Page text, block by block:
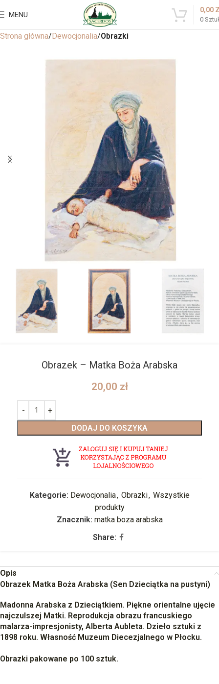
MENU
0
0,00
Strona główna Dewocjonalia Obrazki
Obrazek – Matka Boża Arabska
20,00 zł
DODAJ DO KOSZYKA
Kategorie: Dewocjonalia, Obrazki, Wszystkie
produkty
Znacznik: matka boza arabska
Share:
Opis
Obrazek Matka Boża Arabska (Sen Dzieciątka na pustyni)
Madonna Arabska z Dzieciątkiem. Piękne orientalne ujęcie
najczulszej Matki. Reprodukcja obrazu francuskiego
malarza-impresjonisty, Alberta Aubleta. Dzieło sztuki z
1898 roku. Własność Muzeum Diecezjalnego w Płocku.
Obrazki pakowane po 100 sztuk.